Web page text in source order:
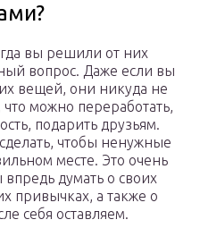
вы решили от них
вопрос. Даже если вы
вещей, они никуда не
можно переработать,
подарить друзьям.
чтобы ненужные
месте. Это очень
думать о своих
привычках, а также о
себя оставляем.